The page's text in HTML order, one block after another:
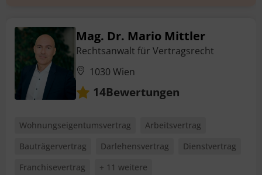
Mag. Dr. Mario Mittler
Rechtsanwalt für Vertragsrecht
1030 Wien
14Bewertungen
Wohnungseigentumsvertrag
Arbeitsvertrag
Bauträgervertrag
Darlehensvertrag
Dienstvertrag
Franchisevertrag
+ 11 weitere